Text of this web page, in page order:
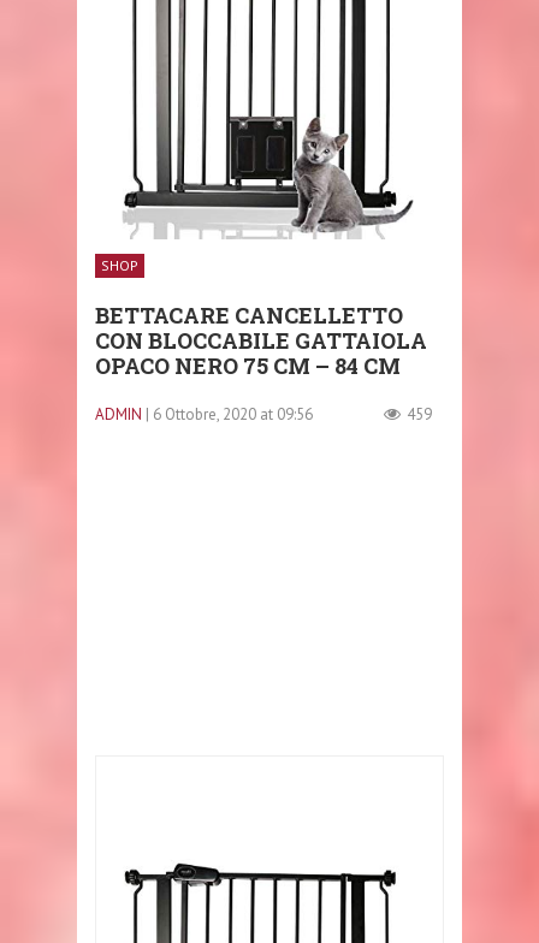
SHOP
BETTACARE CANCELLETTO
CON BLOCCABILE GATTAIOLA
OPACO NERO 75 CM – 84 CM
ADMIN | 6 Ottobre, 2020 at 09:56 459